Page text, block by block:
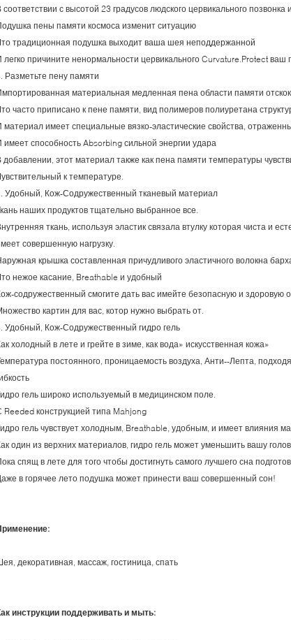
соответствии с высотой 23 градусов людского цервикального
пены памяти космоса изменит ситуацию
традиционная подушка выходит ваша шея неподдержанной
легко причините ненормальности цервикального Curvature.Protect ваш
Разметьте пену памяти
материальная медленная пена области памяти
часто приписано к пене памяти, вид полимеров полиуретана
материал имеет специальные вязко-эластические свойства,
имеет способность Absorbing сильной энергии удара
добавлении, этот материал также как пена памяти температуры
к температуре.
Удобный, Кож-Содружественный тканевый материал
наших продуктов тщательно выбранное все.
ткань, используя эластик связала втулку которая чиста и
совершенную нагрузку.
крышка составленная причудливого эластичного волокна
нежое касание, Breathable и удобный
содружественный смогите дать вас имейте безопасную и здоровую
картин для вас, котор нужно выбрать от.
Удобный, Кож-Содружественный гидро гель
холодный в лете и грейте в зиме, как вода» искусственная кожа»
постоянного, проницаемость воздуха, Анти--Лепта,
гель широко используемый в медицинском поле.
Reeded конструкцией типа Mahjong
гель чувствует холодным, Breathable, удобным, и имеет влияния
один из верхних материалов, гидро гель может уменьшить вашу
спящ в лете для того чтобы достигнуть самого лучшего сна
в горячее лето подушка может принести ваш совершенный сон!
декоративная, массаж, гостиница, спать
инструкции поддерживать и мыть: